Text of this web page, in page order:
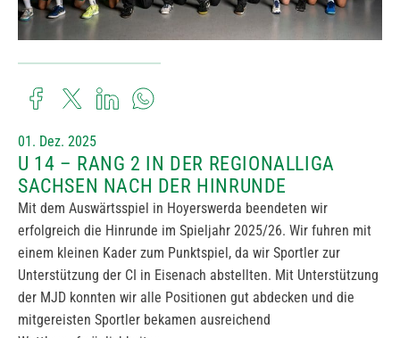
01. Dez. 2025
U 14 – RANG 2 IN DER REGIONALLIGA
SACHSEN NACH DER HINRUNDE
Mit dem Auswärtsspiel in Hoyerswerda beendeten wir
erfolgreich die Hinrunde im Spieljahr 2025/26. Wir fuhren mit
einem kleinen Kader zum Punktspiel, da wir Sportler zur
Unterstützung der CI in Eisenach abstellten. Mit Unterstützung
der MJD konnten wir alle Positionen gut abdecken und die
mitgereisten Sportler bekamen ausreichend